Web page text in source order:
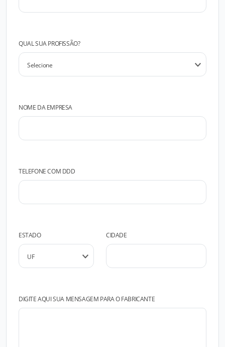
QUAL SUA PROFISSÃO?
NOME DA EMPRESA
TELEFONE COM DDD
ESTADO CIDADE
DIGITE AQUI SUA MENSAGEM PARA O FABRICANTE